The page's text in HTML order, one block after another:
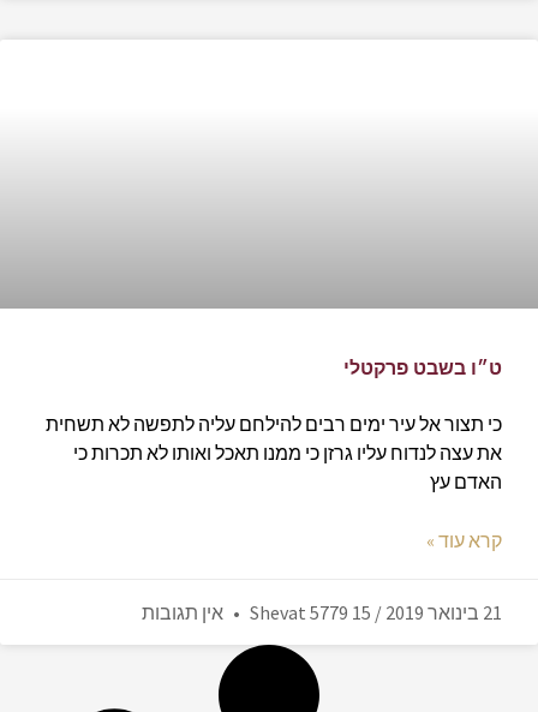
ט״ו בשבט פרקטלי
כי תצור אל עיר ימים רבים להילחם עליה לתפשה לא תשחית
את עצה לנדוח עליו גרזן כי ממנו תאכל ואותו לא תכרות כי
האדם עץ
קרא עוד »
21 בינואר 2019 / 15 Shevat 5779 אין תגובות